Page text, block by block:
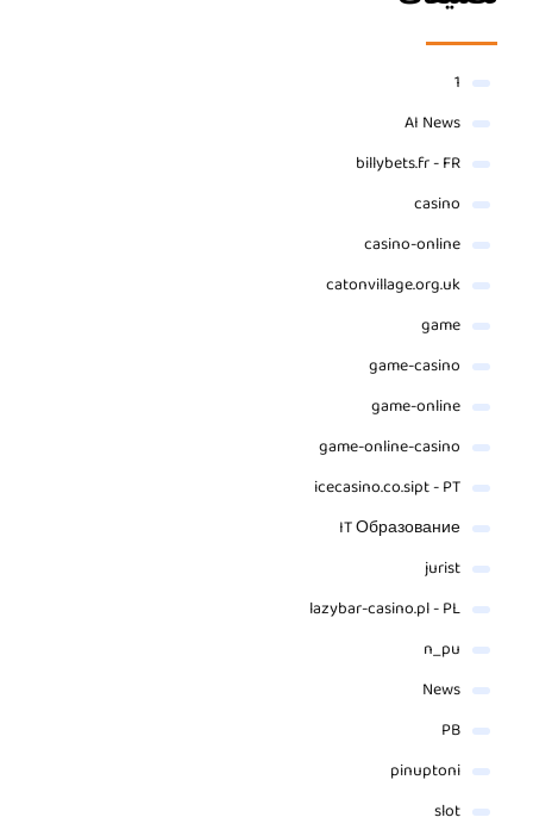
1
AI News
billybets.fr - FR
casino
casino-online
catonvillage.org.uk
game
game-casino
game-online
game-online-casino
icecasino.co.sipt - PT
IT Образование
jurist
lazybar-casino.pl - PL
n_pu
News
PB
pinuptoni
slot